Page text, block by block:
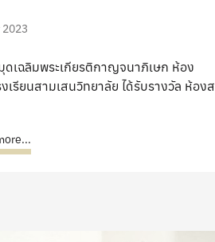
2023
ดเฉลิมพระเกียรติกาญจนาภิเษก ห้อง
เรียนสามเสนวิทยาลัย ได้รับรางวัล ห้องส